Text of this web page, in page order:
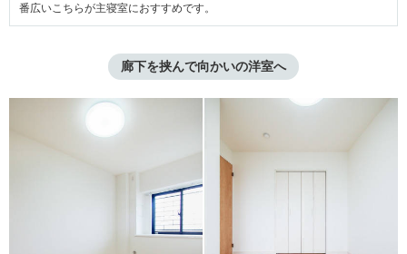
番広いこちらが主寝室におすすめです。
廊下を挟んで向かいの洋室へ